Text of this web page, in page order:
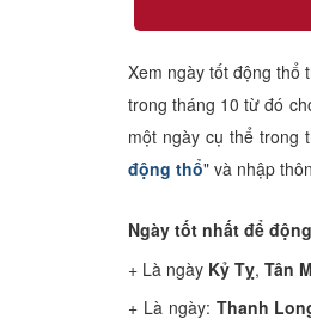
Văn Hoa Tâm linh
Xem ngày tốt động thổ
trong tháng 10 từ đó
một ngày cụ thể trong
động thổ" và nhập
Ngày tốt nhất để
+ Là ngày Kỷ Tỵ, Tân
+ Là ngày: Thanh